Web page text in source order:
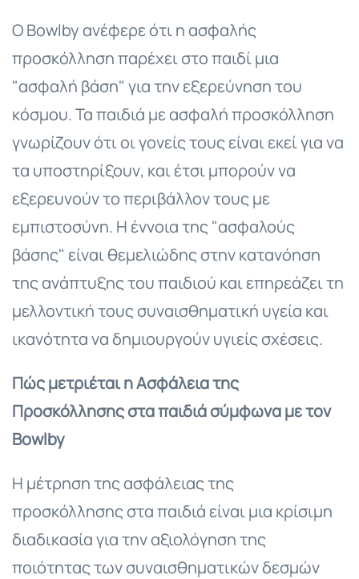
Ο Bowlby ανέφερε ότι η ασφαλής
προσκόλληση παρέχει στο παιδί μια
"ασφαλή βάση" για την εξερεύνηση του
κόσμου. Τα παιδιά με ασφαλή προσκόλληση
γνωρίζουν ότι οι γονείς τους είναι εκεί για να
τα υποστηρίξουν, και έτσι μπορούν να
εξερευνούν το περιβάλλον τους με
εμπιστοσύνη. Η έννοια της "ασφαλούς
βάσης" είναι θεμελιώδης στην κατανόηση
της ανάπτυξης του παιδιού και επηρεάζει τη
μελλοντική τους συναισθηματική υγεία και
ικανότητα να δημιουργούν υγιείς σχέσεις.
Πώς μετριέται η Ασφάλεια της
Προσκόλλησης στα παιδιά σύμφωνα με τον
Bowlby
Η μέτρηση της ασφάλειας της
προσκόλλησης στα παιδιά είναι μια κρίσιμη
διαδικασία για την αξιολόγηση της
ποιότητας των συναισθηματικών δεσμών